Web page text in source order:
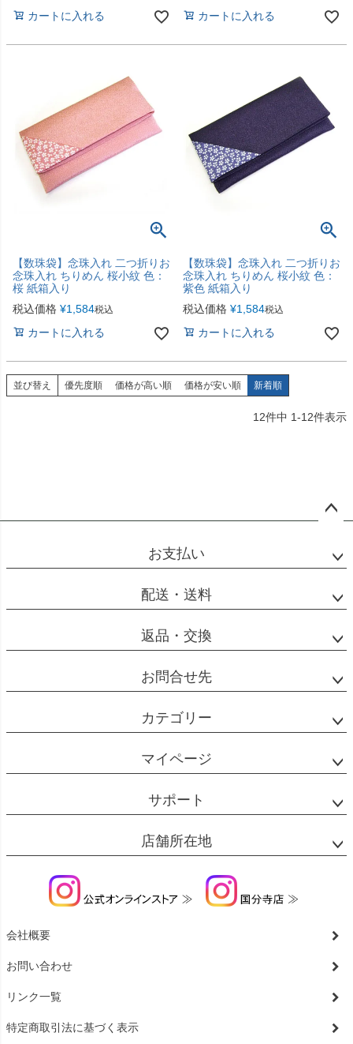
カートに入れる カートに入れる
【数珠袋】念珠入れ 二つ折りお
念珠入れ ちりめん 桜小紋 色：
桜 紙箱入り
税込価格 ¥1,584税込
カートに入れる
【数珠袋】念珠入れ 二つ折りお
念珠入れ ちりめん 桜小紋 色：
紫色 紙箱入り
税込価格 ¥1,584税込
カートに入れる
並び替え 優先度順 価格が高い順 価格が安い順 新着順
12件中 1-12件表示
ップ
お支払い
配送・送料
返品・交換
お問合せ先
カテゴリー
マイページ
サポート
店舗所在地
会社概要
お問い合わせ
リンク一覧
特定商取引法に基づく表示